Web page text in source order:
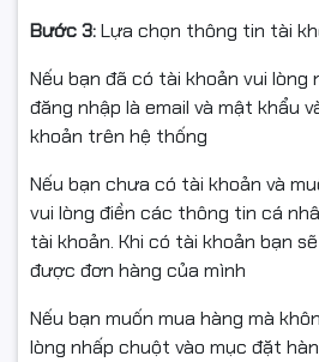
Bước 3:Lựa chọn thông tin tài
Nếu bạn đã có tài khoản vui
đăng nhập là email và mật khẩu
khoản trên hệ thống
Nếu bạn chưa có tài khoản và
vui lòng điền các thông tin cá
tài khoản. Khi có tài khoản bạn
được đơn hàng của mình
Nếu bạn muốn mua hàng mà
lòng nhấp chuột vào mục đặt